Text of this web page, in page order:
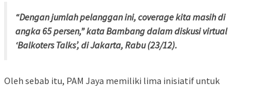
“Dengan jumlah pelanggan ini, coverage kita masih di
angka 65 persen,” kata Bambang dalam diskusi virtual
‘Balkoters Talks’, di Jakarta, Rabu (23/12).
Oleh sebab itu, PAM Jaya memiliki lima inisiatif untuk